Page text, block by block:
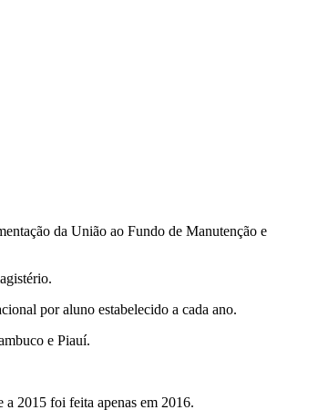
da União ao Fundo de Manutenção e
por aluno estabelecido a cada ano.
e Piauí.
a 2015 foi feita apenas em 2016.